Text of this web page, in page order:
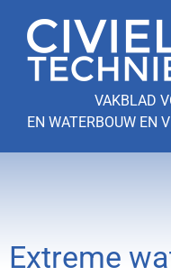
naar
inhoud
VAKBLAD
EN WATERBOUW EN
Extreme